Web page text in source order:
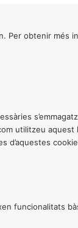
Per obtenir més
utilitzeu
d’aquestes
funcionalitats